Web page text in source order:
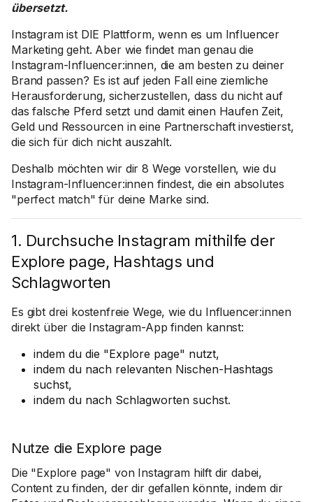
übersetzt.
Instagram ist DIE Plattform, wenn es um Influencer
Marketing geht. Aber wie findet man genau die
Instagram-Influencer:innen, die am besten zu deiner
Brand passen? Es ist auf jeden Fall eine ziemliche
Herausforderung, sicherzustellen, dass du nicht auf
das falsche Pferd setzt und damit einen Haufen Zeit,
Geld und Ressourcen in eine Partnerschaft investierst,
die sich für dich nicht auszahlt.
Deshalb möchten wir dir 8 Wege vorstellen, wie du
Instagram-Influencer:innen findest, die ein absolutes
"perfect match" für deine Marke sind.
1. Durchsuche Instagram mithilfe der
Explore page, Hashtags und
Schlagworten
Es gibt drei kostenfreie Wege, wie du Influencer:innen
direkt über die Instagram-App finden kannst:
indem du die "Explore page" nutzt,
indem du nach relevanten Nischen-Hashtags
suchst,
indem du nach Schlagworten suchst.
Nutze die Explore page
Die "Explore page" von Instagram hilft dir dabei,
Content zu finden, der dir gefallen könnte, indem dir